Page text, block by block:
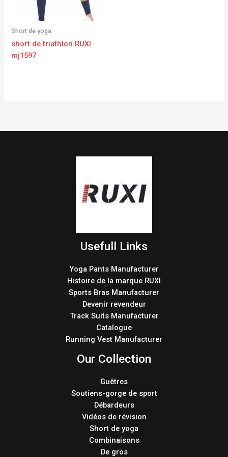
Short de yoga
short de triathlon RUXI
mj1597
Usefull Links
Yoga Pants Manufacturer
Histoire de la marque RUXI
Sports Bras Manufacturer
Devenir revendeur
Track Suits Manufacturer
Catalogue
Running Vest Manufacturer
Our Collection
Guêtres
Soutiens-gorge de sport
Débardeurs
Vidéos de révision
Short de yoga
Combinaisons
De gros